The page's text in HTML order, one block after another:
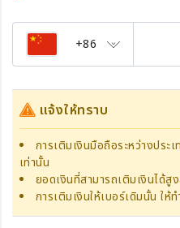
+86
แจ้งให้ทราบ
การเติมเงินมือถือระหว่างประเ
เท่านั้น
ยอดเงินที่สามารถเติมเงินได้
การเติมเงินให้เบอร์เดิมนั้น ใ